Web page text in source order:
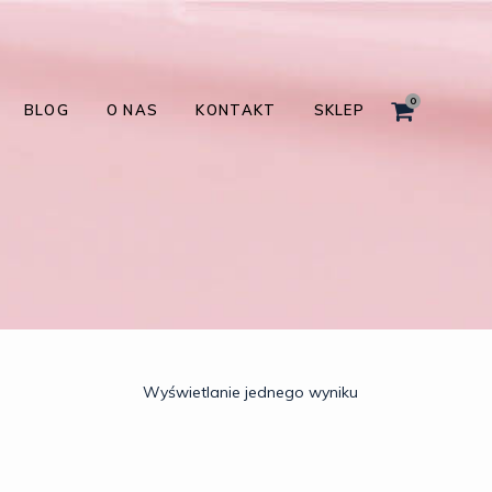
0
BLOG O NAS KONTAKT SKLEP
Wyświetlanie jednego wyniku